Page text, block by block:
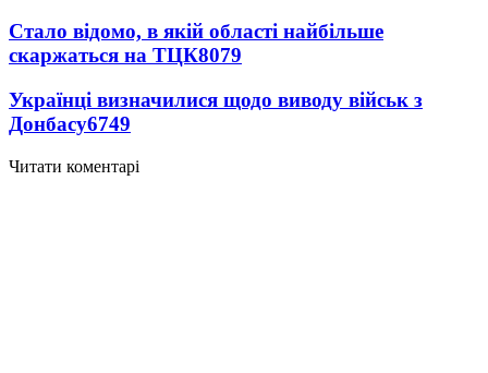
Стало відомо, в якій області найбільше
скаржаться на ТЦК8079
Українці визначилися щодо виводу військ з
Донбасу6749
Читати коментарі